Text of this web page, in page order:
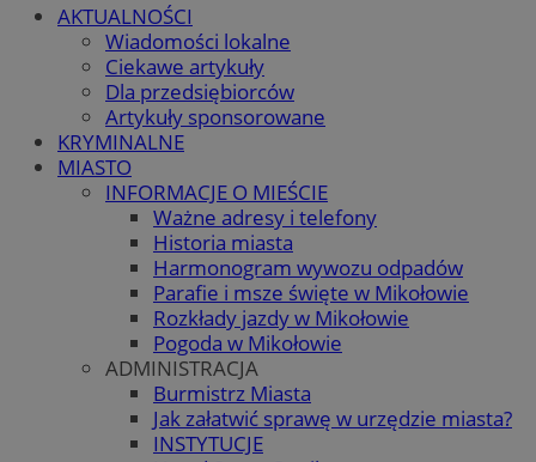
AKTUALNOŚCI
Wiadomości lokalne
Ciekawe artykuły
Dla przedsiębiorców
Artykuły sponsorowane
KRYMINALNE
MIASTO
INFORMACJE O MIEŚCIE
Ważne adresy i telefony
Historia miasta
Harmonogram wywozu odpadów
Parafie i msze święte w Mikołowie
Rozkłady jazdy w Mikołowie
Pogoda w Mikołowie
ADMINISTRACJA
Burmistrz Miasta
Jak załatwić sprawę w urzędzie miasta?
INSTYTUCJE